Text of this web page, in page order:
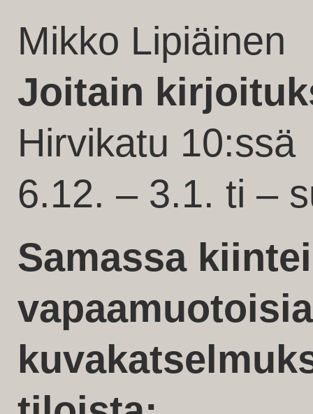
Mikko Lipiäinen
Joitain
Hirvikatu 10:ssä
6.12. – 3.1. ti –
Samassa
vapaamuotoisia